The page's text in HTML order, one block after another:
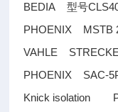
BEDIA型号
PHOENIX MSTB
VAHLE
PHOENIX SAC-
Knick isolation